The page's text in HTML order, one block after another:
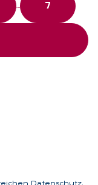
… 7